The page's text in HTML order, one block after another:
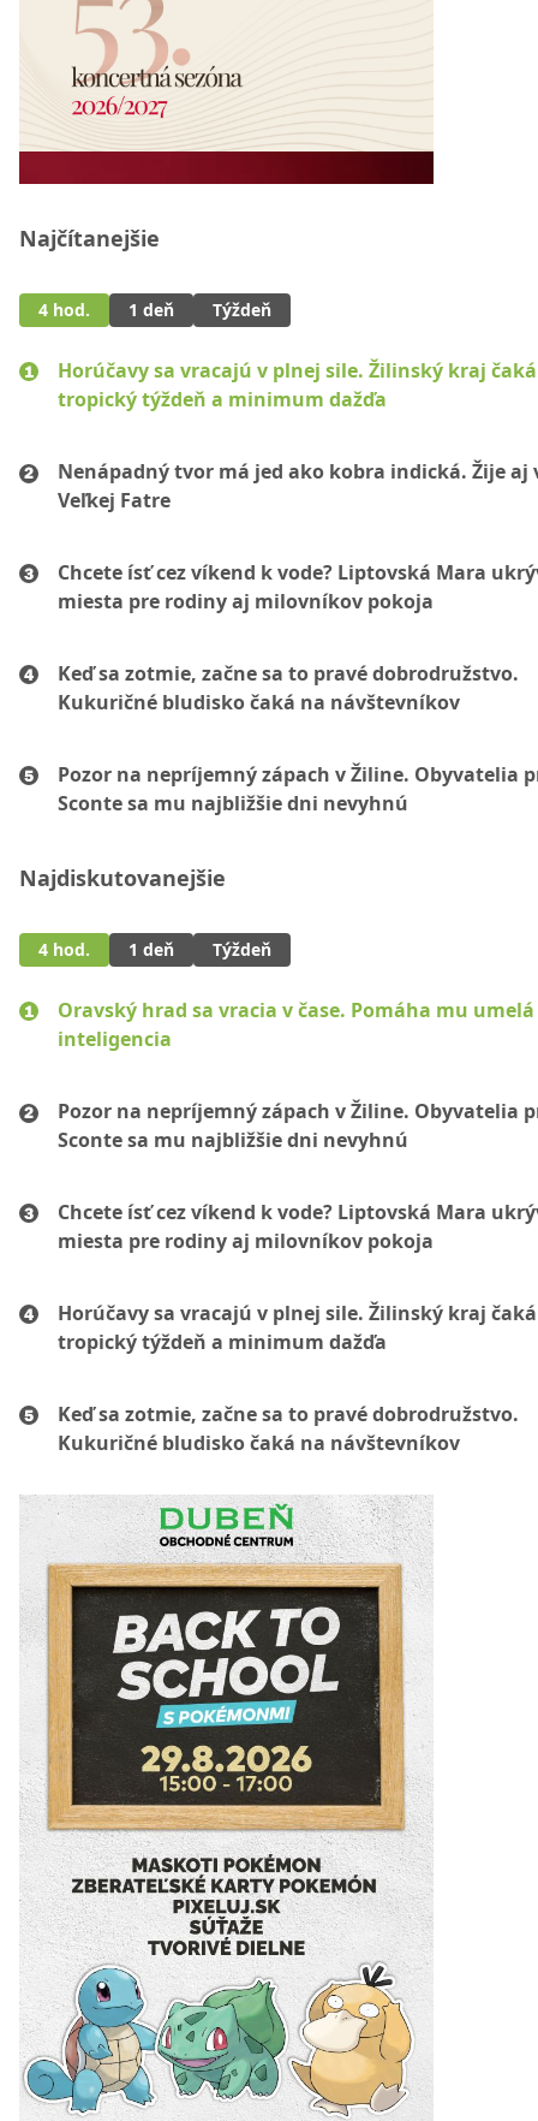
Najčítanejšie
4 hod. 1 deň Týždeň
Horúčavy sa vracajú v plnej sile. Žilinský kraj čaká
tropický týždeň a minimum dažďa
Nenápadný tvor má jed ako kobra indická. Žije aj
Veľkej Fatre
Chcete ísť cez víkend k vode? Liptovská Mara
miesta pre rodiny aj milovníkov pokoja
Keď sa zotmie, začne sa to pravé dobrodružstvo.
Kukuričné bludisko čaká na návštevníkov
Pozor na nepríjemný zápach v Žiline. Obyvatelia
Sconte sa mu najbližšie dni nevyhnú
Najdiskutovanejšie
4 hod. 1 deň Týždeň
Oravský hrad sa vracia v čase. Pomáha mu umelá
inteligencia
Pozor na nepríjemný zápach v Žiline. Obyvatelia
Sconte sa mu najbližšie dni nevyhnú
Chcete ísť cez víkend k vode? Liptovská Mara
miesta pre rodiny aj milovníkov pokoja
Horúčavy sa vracajú v plnej sile. Žilinský kraj čaká
tropický týždeň a minimum dažďa
Keď sa zotmie, začne sa to pravé dobrodružstvo.
Kukuričné bludisko čaká na návštevníkov